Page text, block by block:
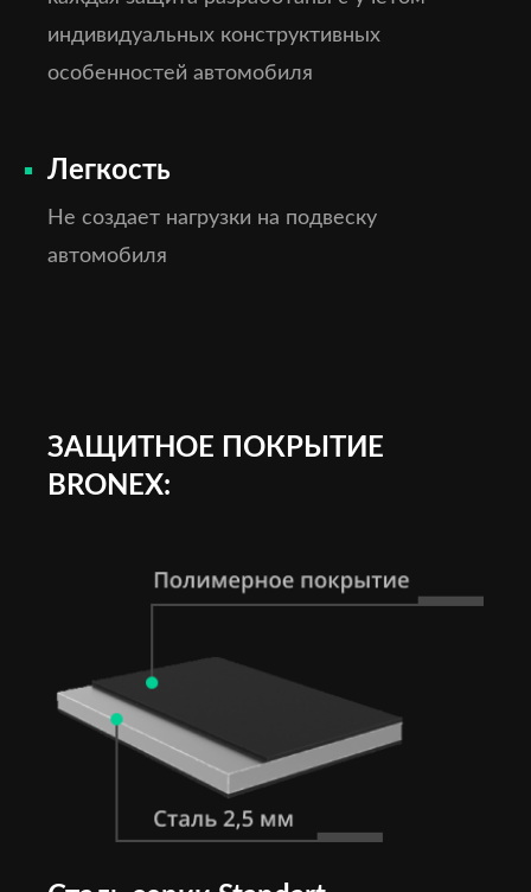
индивидуальных конструктивных
особенностей автомобиля
Легкость
Не создает нагрузки на подвеску
автомобиля
ЗАЩИТНОЕ ПОКРЫТИЕ
BRONEX: